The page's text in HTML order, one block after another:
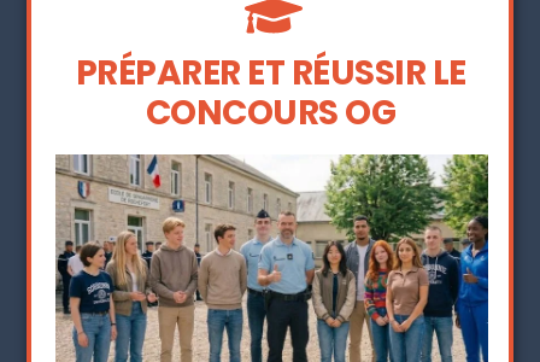
PRÉPARER ET RÉUSSIR LE
CONCOURS OG